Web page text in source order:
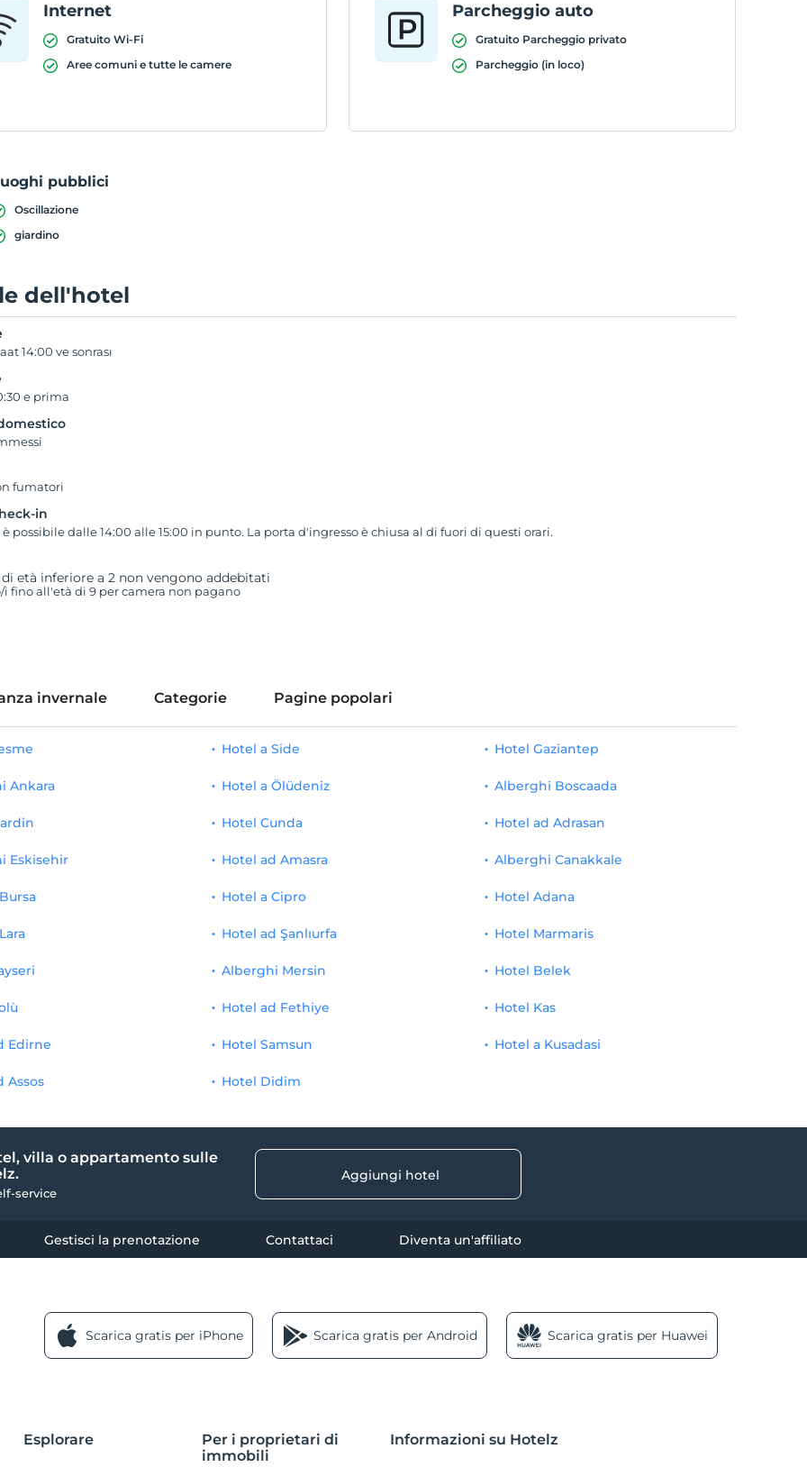
Internet
Gratuito Wi-Fi
Aree comuni e tutte le camere
Parcheggio auto
Gratuito Parcheggio privato
Parcheggio (in loco)
pubblici
Oscillazione
giardino
dell'hotel
14:00 ve sonrası
e prima
fumatori
in
possibile dalle 14:00 alle 15:00 in punto. La porta d'ingresso è chiusa al di fuori di questi orari.
età inferiore a 2 non vengono addebitati
i fino all'età di 9 per camera non pagano
invernale Categorie Pagine popolari
Ankara
Eskisehir
Hotel a Side
Hotel a Ölüdeniz
Hotel Cunda
Hotel ad Amasra
Hotel a Cipro
Hotel Gaziantep
Alberghi Boscaada
Hotel ad Adrasan
Alberghi Canakkale
Hotel Adana
Edirne
Assos
Hotel ad Şanlıurfa
Alberghi Mersin
Hotel ad Fethiye
Hotel Samsun
Hotel Didim
Hotel Marmaris
Hotel Belek
Hotel Kas
Hotel a Kusadasi
villa o appartamento sulle
service
Aggiungi hotel
Gestisci la prenotazione Contattaci Diventa un'affiliato
Scarica gratis per iPhone Scarica gratis per Android Scarica gratis per Huawei
Esplorare
Per i proprietari di
immobili
Informazioni su Hotelz